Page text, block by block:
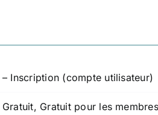
– Inscription (compte utilisateur)
Gratuit, Gratuit pour les